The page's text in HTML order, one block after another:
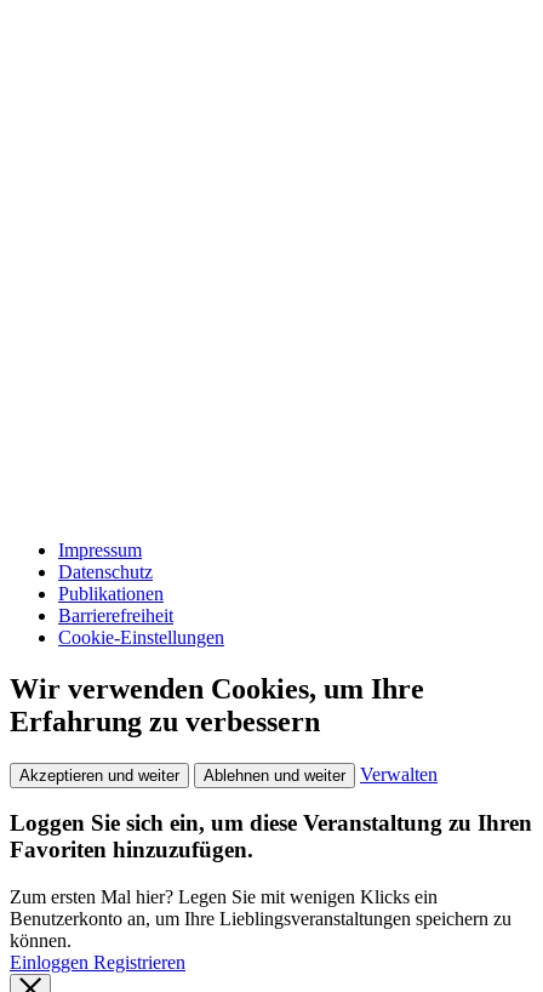
Impressum
Datenschutz
Publikationen
Barrierefreiheit
Cookie-Einstellungen
Wir verwenden Cookies, um Ihre
Erfahrung zu verbessern
Akzeptieren und weiter Ablehnen und weiter Verwalten
Loggen Sie sich ein, um diese Veranstaltung zu Ihren
Favoriten hinzuzufügen.
Zum ersten Mal hier? Legen Sie mit wenigen Klicks ein
Benutzerkonto an, um Ihre Lieblingsveranstaltungen speichern zu
können.
Einloggen Registrieren